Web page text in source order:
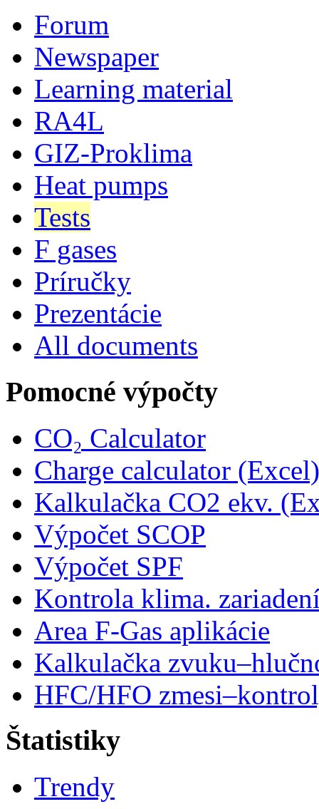
Forum
Newspaper
Learning material
RA4L
GIZ-Proklima
Heat pumps
Tests
F gases
Príručky
Prezentácie
All documents
Pomocné výpočty
CO₂ Calculator
Charge calculator (Excel)
Kalkulačka CO2 ekv.
Výpočet SCOP
Výpočet SPF
Kontrola klima.
Area F-Gas aplikácie
Kalkulačka
HFC/HFO
Štatistiky
Trendy